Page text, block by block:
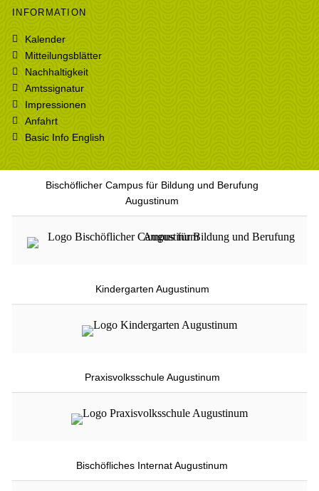
INFORMATION
Kalender
Mitteilungsblätter
Nachhaltigkeit
Amtssignatur
Impressionen
Anfahrt
Basic Info English
Bischöflicher Campus für Bildung und Berufung
Augustinum
Kindergarten Augustinum
Praxisvolksschule Augustinum
Bischöfliches Internat Augustinum